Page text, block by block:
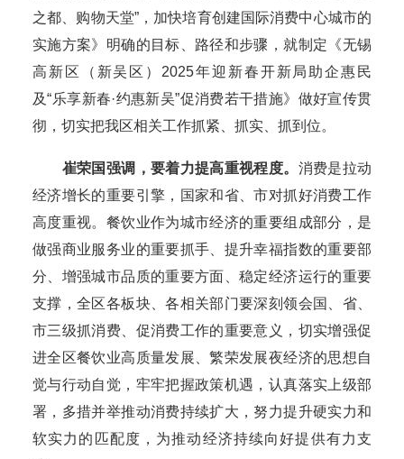
之都、购物天堂”，加快培育创建国际消费中心城市的
实施方案》明确的目标、路径和步骤，就制定《无锡
高新区（新吴区）2025年迎新春开新局助企惠民
及“乐享新春·约惠新吴”促消费若干措施》做好宣传贯
彻，切实把我区相关工作抓紧、抓实、抓到位。
崔荣国强调，要着力提高重视程度。 消费是拉动
经济增长的重要引擎，国家和省、市对抓好消费工作
高度重视。餐饮业作为城市经济的重要组成部分，是
做强商业服务业的重要抓手、提升幸福指数的重要部
分、增强城市品质的重要方面、稳定经济运行的重要
支撑，全区各板块、各相关部门要深刻领会国、省、
市三级抓消费、促消费工作的重要意义，切实增强促
进全区餐饮业高质量发展、繁荣发展夜经济的思想自
觉与行动自觉，牢牢把握政策机遇，认真落实上级部
署，多措并举推动消费持续扩大，努力提升硬实力和
软实力的匹配度，为推动经济持续向好提供有力支